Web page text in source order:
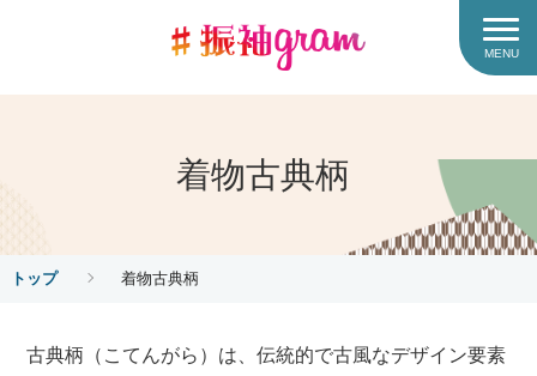
MENU
着物古典柄
トップ 着物古典柄
古典柄（こてんがら）は、伝統的で古風なデザイン要素